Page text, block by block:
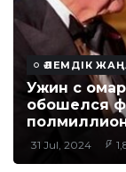
ӘЛЕМДІК
Ужин с
обошелся
31 Jul, 2024